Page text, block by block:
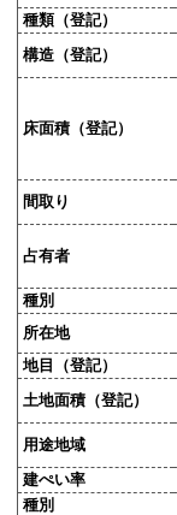
種類（登記）
構造（登記）
床面積（登記）
間取り
占有者
種別
所在地
地目（登記）
土地面積（登記）
用途地域
建ぺい率
種別